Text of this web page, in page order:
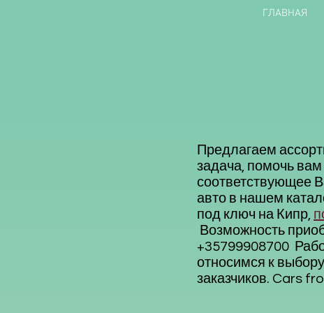
ГЛАВНАЯ
Предлагаем
задача, помочь
соответствующее
авто в нашем
под ключ на Кипр,
Возможность
+35799908700
относимся к
заказчиков. Cars